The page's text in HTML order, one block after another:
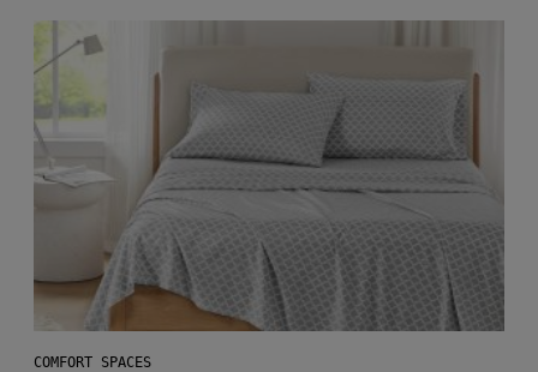
COMFORT SPACES